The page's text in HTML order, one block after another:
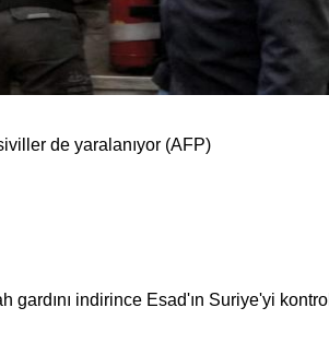
de yaralanıyor (AFP)
gardını indirince Esad'ın Suriye'yi kontrol